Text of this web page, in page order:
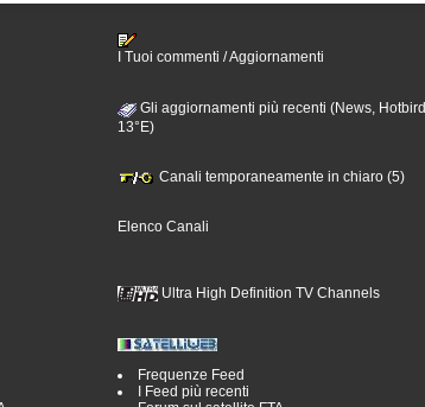
I Tuoi commenti / Aggiornamenti
Gli aggiornamenti più recenti (News, Hotbird
13°E)
Canali temporaneamente in chiaro (5)
Elenco Canali
Ultra High Definition TV Channels
Frequenze Feed
I Feed più recenti